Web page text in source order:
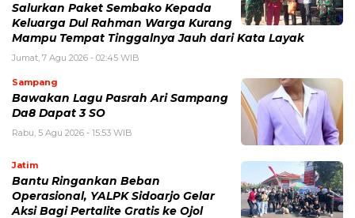
Salurkan Paket Sembako Kepada
Keluarga Dul Rahman Warga Kurang
Mampu Tempat Tinggalnya Jauh dari Kata Layak
Jumat, 7 Agu 2026 - 02:45 WIB
Sampang
Bawakan Lagu Pasrah Ari Sampang
Da8 Dapat 3 SO
Rabu, 5 Agu 2026 - 15:53 WIB
Jatim
Bantu Ringankan Beban
Operasional, YALPK Sidoarjo Gelar
Aksi Bagi Pertalite Gratis ke Ojol